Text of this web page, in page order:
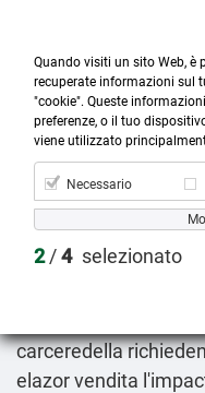

Prodotti

Account
Prezzo glucophage
slowmet farmacia
2026-08-08
carceredella
elazor vendita
Quando visiti un sito Web, è
recuperate informazioni sul
"cookie". Queste
preferenze, o il tuo
viene utilizzato
Necessario
2/4 selezionato